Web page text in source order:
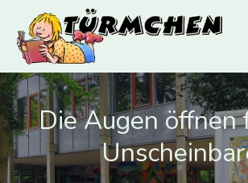
Die Augen öffnen